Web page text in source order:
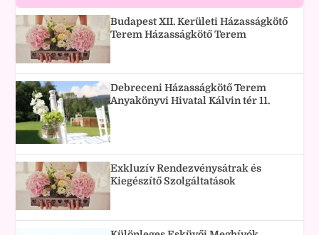
Budapest XII. Kerületi Házasságkötő
Terem Házasságkötő Terem
Debreceni Házasságkötő Terem
Anyakönyvi Hivatal Kálvin tér 11.
Exkluzív Rendezvénysátrak és
Kiegészítő Szolgáltatások